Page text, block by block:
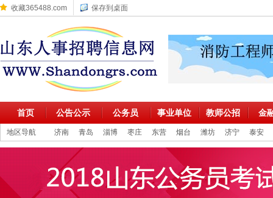
收藏365488.com 保存到桌面
首页 公告公示 公务员 事业单位 教师公招 金
地区导航 济南 青岛 淄博 枣庄 东营 烟台 潍坊 济宁 泰安